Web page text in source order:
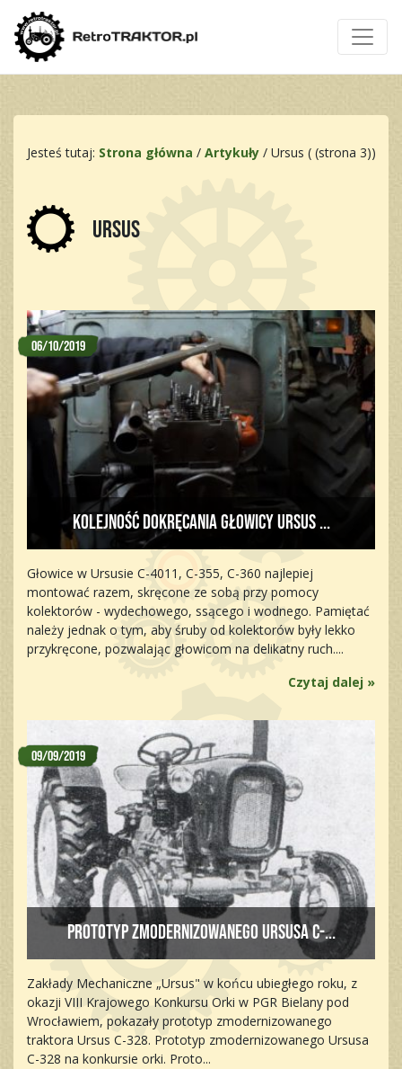
Jesteś tutaj: Strona główna / Artykuły/ Ursus ( (strona 3))
Ursus
Kolejność dokręcania głowicy Ursus ...
06/10/2019
Głowice w Ursusie C-4011, C-355, C-360 najlepiej
montować razem, skręcone ze sobą przy pomocy
kolektorów - wydechowego, ssącego i wodnego. Pamiętać
należy jednak o tym, aby śruby od kolektorów były lekko
przykręcone, pozwalając głowicom na delikatny ruch....
Czytaj dalej »
Prototyp zmodernizowanego Ursusa C-...
09/09/2019
Zakłady Mechaniczne „Ursus" w końcu ubiegłego roku, z
okazji VIII Krajowego Konkursu Orki w PGR Bielany pod
Wrocławiem, pokazały prototyp zmodernizowanego
traktora Ursus C-328. Prototyp zmodernizowanego Ursusa
C-328 na konkursie orki. Proto...